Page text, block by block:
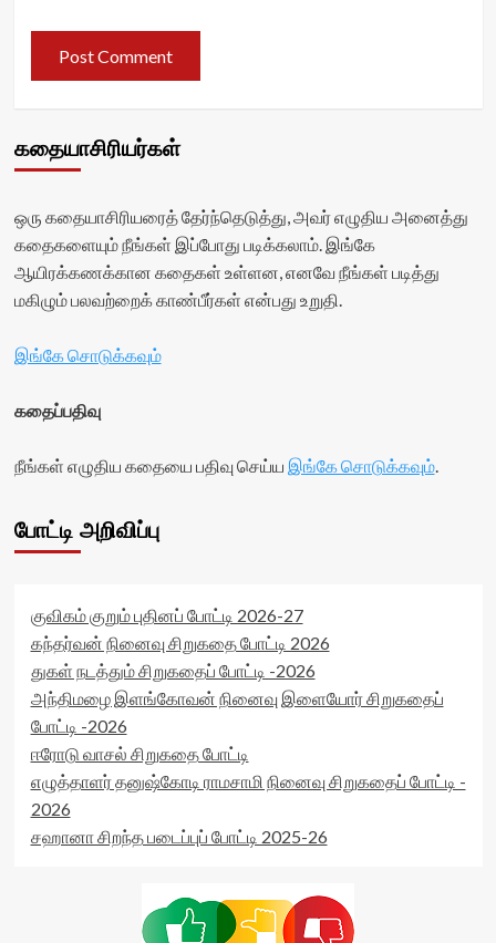
கதையாசிரியர்கள்
ஒரு கதையாசிரியரைத் தேர்ந்தெடுத்து, அவர் எழுதிய அனைத்து
கதைகளையும் நீங்கள் இப்போது படிக்கலாம். இங்கே
ஆயிரக்கணக்கான கதைகள் உள்ளன, எனவே நீங்கள் படித்து
மகிழும் பலவற்றைக் காண்பீர்கள் என்பது உறுதி.
இங்கே சொடுக்கவும்
கதைப்பதிவு
நீங்கள் எழுதிய கதையை பதிவு செய்ய இங்கே சொடுக்கவும்.
போட்டி அறிவிப்பு
குவிகம் குறும் புதினப் போட்டி 2026-27
கந்தர்வன் நினைவு சிறுகதை போட்டி 2026
துகள் நடத்தும் சிறுகதைப் போட்டி -2026
அந்திமழை இளங்கோவன் நினைவு இளையோர் சிறுகதைப்
போட்டி -2026
ஈரோடு வாசல் சிறுகதை போட்டி
எழுத்தாளர் தனுஷ்கோடி ராமசாமி நினைவு சிறுகதைப் போட்டி -
2026
சஹானா சிறந்த படைப்புப் போட்டி 2025-26